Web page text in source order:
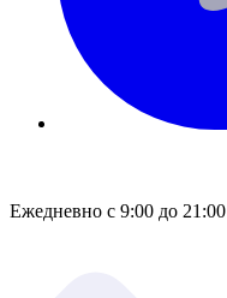
Ежедневно с 9:00 до 21:00